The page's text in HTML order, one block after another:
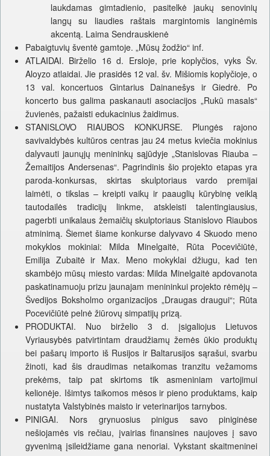
laukdamas gimtadienio, pasitelkė jaukų senovinių
langų su liaudies raštais margintomis langinėmis
akcentą. Laima Sendrauskienė
Pabaigtuvių šventė gamtoje. „Mūsų žodžio“ inf.
ATLAIDAI. Birželio 16 d. Ersloje, prie koplyčios, vyks Šv.
Aloyzo atlaidai. Jie prasidės 12 val. šv. Mišiomis koplyčioje, o
13 val. koncertuos Gintarius Dainanešys ir Giedrė. Po
koncerto bus galima paskanauti asociacijos „Rukū masals“
žuvienės, pažaisti edukacinius žaidimus.
STANISLOVO RIAUBOS KONKURSE. Plungės rajono
savivaldybės kultūros centras jau 24 metus kviečia mokinius
dalyvauti jaunųjų menininkų sąjūdyje „Stanislovas Riauba –
Žemaitijos Andersenas“. Pagrindinis šio projekto etapas yra
paroda-konkursas, skirtas skulptoriaus vardo premijai
laimėti, o tikslas – kreipti vaikų ir paauglių kūrybinę veiklą
tautodailės tradicijų linkme, atskleisti talentingiausius,
pagerbti unikalaus žemaičių skulptoriaus Stanislovo Riaubos
atminimą. Šiemet šiame konkurse dalyvavo 4 Skuodo meno
mokyklos mokiniai: Milda Minelgaitė, Rūta Pocevičiūtė,
Emilija Zubaitė ir Max. Meno mokyklai džiugu, kad ten
skambėjo mūsų miesto vardas: Milda Minelgaitė apdovanota
paskatinamuoju prizu jaunajam menininkui projekto rėmėjų –
Švedijos Boksholmo organizacijos „Draugas draugui“; Rūta
Pocevičiūtė pelnė žiūrovų simpatijų prizą.
PRODUKTAI. Nuo birželio 3 d. įsigaliojus Lietuvos
Vyriausybės patvirtintam draudžiamų žemės ūkio produktų
bei pašarų importo iš Rusijos ir Baltarusijos sąrašui, svarbu
žinoti, kad šis draudimas netaikomas tranzitu vežamoms
prekėms, taip pat skirtoms tik asmeniniam vartojimui
kelionėje. Išimtys taikomos mėsos ir pieno produktams, kaip
nustatyta Valstybinės maisto ir veterinarijos tarnybos.
PINIGAI. Nors grynuosius pinigus savo piniginėse
nešiojamės vis rečiau, įvairias finansines naujoves į savo
gyvenimą įsileidžiame gana nenoriai. Vykstant skaitmeninei